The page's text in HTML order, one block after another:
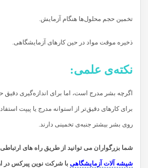
تخمین حجم محلول‌ها هنگام آزمایش.
ذخیره‌ موقت مواد در حین کارهای آزمایشگاهی.
نکته‌ی علمی:
اگرچه بشر مدرج است، اما برای اندازه‌گیری
برای کارهای دقیق‌تر از استوانه مدرج یا پیپت
روی بشر بیشتر جنبه‌ی تخمینی دارند.
شما بزرگواران می توانید از طریق راه های
شیشه آلات آزمایشگاهی با شرکت نوین پیرکس در